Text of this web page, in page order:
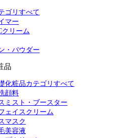
ゴリすべて
マー
クリーム
・パウダー
品
化粧品カテゴリすべて
顔料
ミスト・ブースター
ェイスクリーム
マスク
美容液